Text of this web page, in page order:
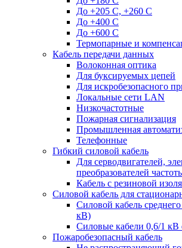
До +205 С, +260 С
До +400 C
До +600 С
Термопарные и
Кабель передачи данных
Волоконная оптика
Для буксируемых цепей
Для искробезопасного
Локальные сети LAN
Низкочастотные
Пожарная сигнализация
Промышленная
Телефонные
Гибкий силовой кабель
Для серводвигателей,
преобразователей
Кабель с резиновой
Силовой кабель для
Силовой кабель
кВ)
Силовые кабели 0,6/1
Пожаробезопасный кабель